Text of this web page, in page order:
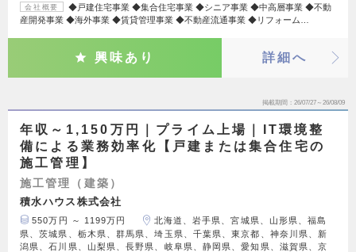
会社概要
◆戸建住宅事業 ◆集合住宅事業 ◆シニア事業 ◆中高層事業 ◆不動
産開発事業 ◆海外事業 ◆賃貸管理事業 ◆不動産流通事業 ◆リフォーム…
興味あり 詳細へ
掲載期間 26/07/27～26/08/09
年収～1,150万円｜プライム上場｜IT環境整
備による業務効率化【戸建または集合住宅の
施工管理】
施工管理（建築）
積水ハウス株式会社
550万円 ～ 1199万円
北海道、岩手県、宮城県、山形県、福島
県、茨城県、栃木県、群馬県、埼玉県、千葉県、東京都、神奈川県、新
潟県、石川県、山梨県、長野県、岐阜県、静岡県、愛知県、滋賀県、京